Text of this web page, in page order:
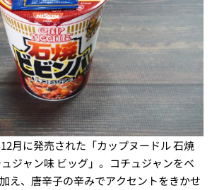
月に発売された「カップヌードル 石焼
ジャン味 ビッグ」。コチュジャンをベ
え、唐辛子の辛みでアクセントをきかせ